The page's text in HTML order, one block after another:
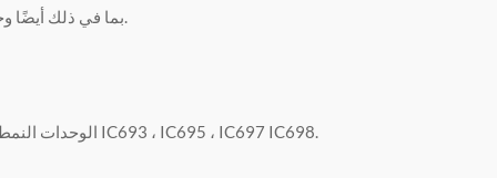
وحدات نظام ABB PLC بطاقات نظام DCS ， بما في ذلك أيضًا وحدات وأجزاء نظام التحكم في إيقاف الإنتاج.
GENERAL ELECTRIC FANUC: الوحدات النمطية والبطاقات والمحركات وقطع الغيار الأخرى ، سلسلة IC693 ، IC695 ، IC697 IC698.